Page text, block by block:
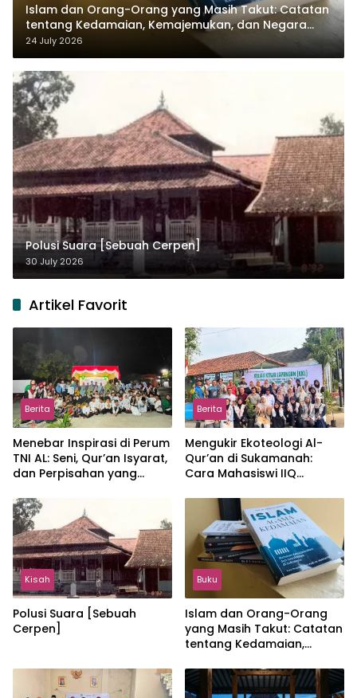
Islam dan Orang-Orang yang Masih Takut: Catatan
tentang Kedamaian, Kemajemukan, dan Negara
dalam Pemikiran Masykuri Abdillah
24 July 2026
Polusi Suara [Sebuah Cerpen]
30 July 2026
Artikel Favorit
Berita
Menebar Inspirasi di Perum
TNI AL: Seni, Qur’an Isyarat,
dan Perpisahan yang
Berita
Mengukir Ekoteologi Al-
Qur’an di Sukamanah:
Cara Mahasiswi IIQ
Jonggol
Kisah
Polusi Suara [Sebuah
Cerpen]
Buku
Islam dan Orang-Orang
yang Masih Takut: Catatan
tentang Kedamaian,
dalam Pemikiran Masykuri
Abdillah